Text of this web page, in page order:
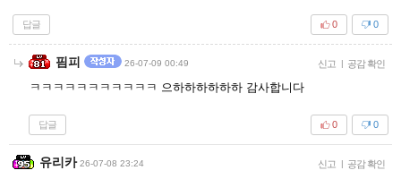
답글 0
0
핌피 26-07-09 00:49 신고 | 공감 확인
ㅋㅋㅋㅋㅋㅋㅋㅋㅋㅋㅋ 으하하하하하하 감사합니다
답글 0
0
유리카 26-07-08 23:24 신고 | 공감 확인